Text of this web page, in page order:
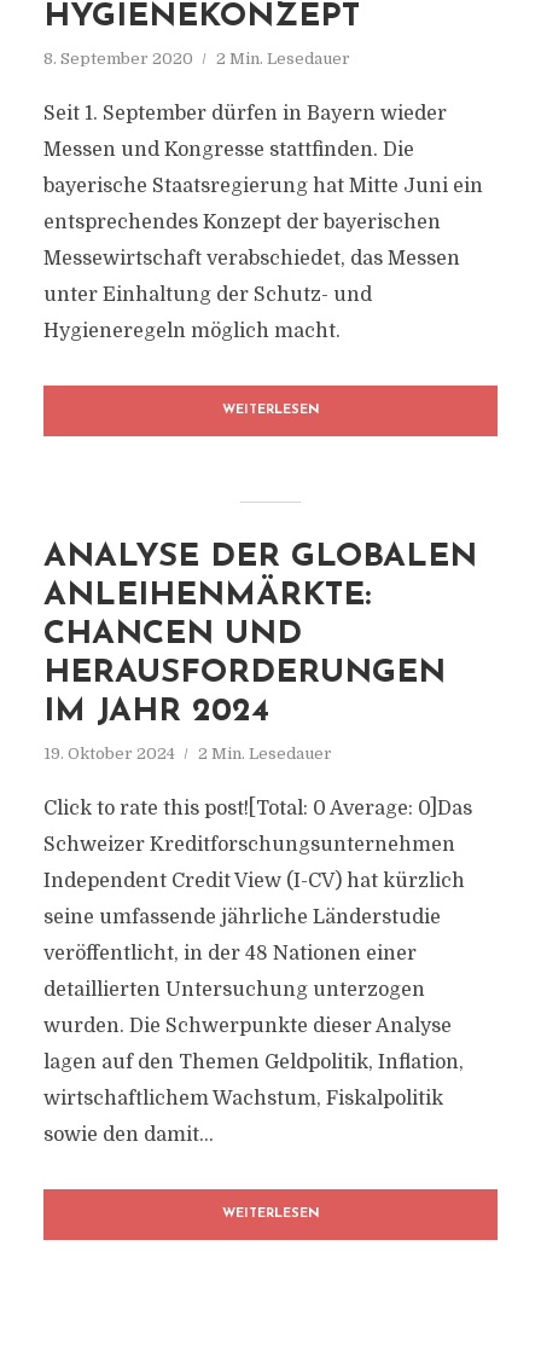
HYGIENEKONZEPT
8. September 2020 2 Min. Lesedauer
Seit 1. September dürfen in Bayern wieder
Messen und Kongresse stattfinden. Die
bayerische Staatsregierung hat Mitte Juni ein
entsprechendes Konzept der bayerischen
Messewirtschaft verabschiedet, das Messen
unter Einhaltung der Schutz- und
Hygieneregeln möglich macht.
WEITERLESEN
ANALYSE DER GLOBALEN
ANLEIHENMÄRKTE:
CHANCEN UND
HERAUSFORDERUNGEN
IM JAHR 2024
19. Oktober 2024 2 Min. Lesedauer
Click to rate this post![Total: 0 Average: 0]Das
Schweizer Kreditforschungsunternehmen
Independent Credit View (I-CV) hat kürzlich
seine umfassende jährliche Länderstudie
veröffentlicht, in der 48 Nationen einer
detaillierten Untersuchung unterzogen
wurden. Die Schwerpunkte dieser Analyse
lagen auf den Themen Geldpolitik, Inflation,
wirtschaftlichem Wachstum, Fiskalpolitik
sowie den damit...
WEITERLESEN